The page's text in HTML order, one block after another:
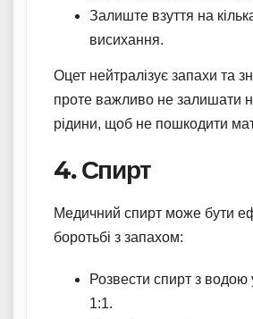
Залиште взуття на
висихання.
Оцет нейтралізує запахи та
проте важливо не залишати
рідини, щоб не пошкодити
4. Спирт
Медичний спирт може бути
боротьбі з запахом:
Розвести спирт з водою
1:1.